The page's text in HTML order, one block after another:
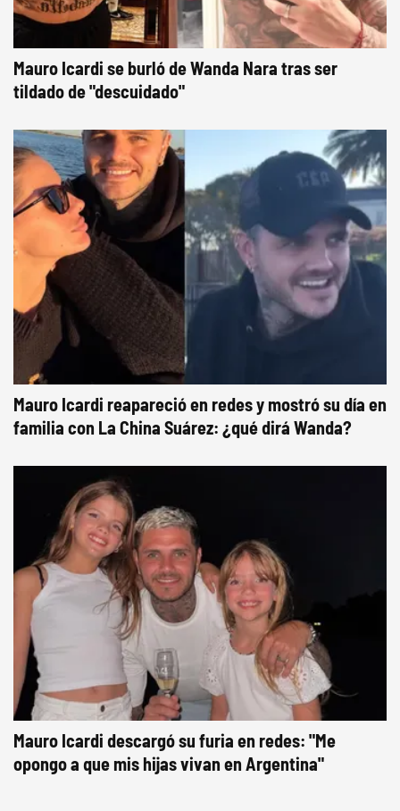
Mauro Icardi se burló de Wanda Nara tras ser
tildado de "descuidado"
Mauro Icardi reapareció en redes y mostró su día en
familia con La China Suárez: ¿qué dirá Wanda?
Mauro Icardi descargó su furia en redes: "Me
opongo a que mis hijas vivan en Argentina"